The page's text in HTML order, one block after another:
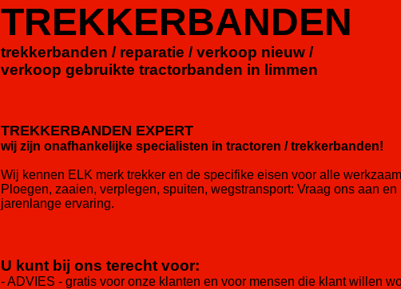
TREKKERBANDEN
trekkerbanden / reparatie / verkoop nieuw /
verkoop gebruikte tractorbanden in limmen
TREKKERBANDEN EXPERT
wij zijn onafhankelijke specialisten in tractoren / trekkerbanden!
Wij kennen ELK merk trekker en de specifike eisen voor alle
Ploegen, zaaien, verplegen, spuiten, wegstransport: Vraag ons aan
jarenlange ervaring.
U kunt bij ons terecht voor:
- ADVIES - gratis voor onze klanten en voor mensen die klant willen